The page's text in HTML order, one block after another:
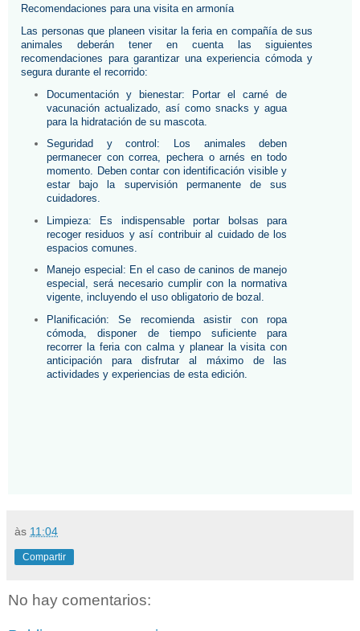
Recomendaciones para una visita en armonía
Las personas que planeen visitar la feria en compañía de sus
animales deberán tener en cuenta las siguientes
recomendaciones para garantizar una experiencia cómoda y
segura durante el recorrido:
Documentación y bienestar: Portar el carné de
vacunación actualizado, así como snacks y agua
para la hidratación de su mascota.
Seguridad y control: Los animales deben
permanecer con correa, pechera o arnés en todo
momento. Deben contar con identificación visible y
estar bajo la supervisión permanente de sus
cuidadores.
Limpieza: Es indispensable portar bolsas para
recoger residuos y así contribuir al cuidado de los
espacios comunes.
Manejo especial: En el caso de caninos de manejo
especial, será necesario cumplir con la normativa
vigente, incluyendo el uso obligatorio de bozal.
Planificación: Se recomienda asistir con ropa
cómoda, disponer de tiempo suficiente para
recorrer la feria con calma y planear la visita con
anticipación para disfrutar al máximo de las
actividades y experiencias de esta edición.
às 11:04
Compartir
No hay comentarios: